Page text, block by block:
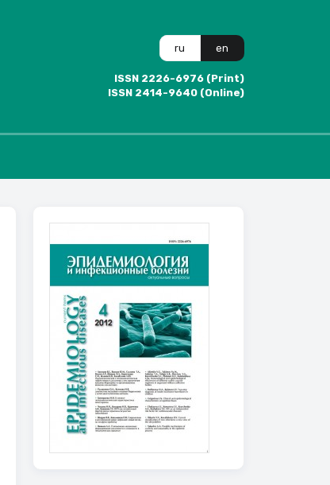
ru en
ISSN 2226-6976 (Print)
ISSN 2414-9640 (Online)